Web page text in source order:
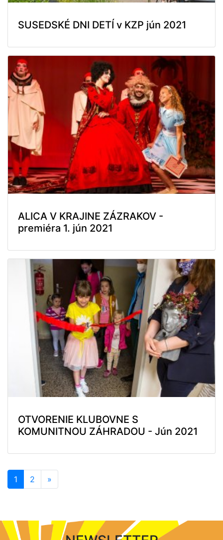
SUSEDSKÉ DNI DETÍ v KZP jún 2021
ALICA V KRAJINE ZÁZRAKOV -
premiéra 1. jún 2021
OTVORENIE KLUBOVNE S
KOMUNITNOU ZÁHRADOU - Jún 2021
1 2 »